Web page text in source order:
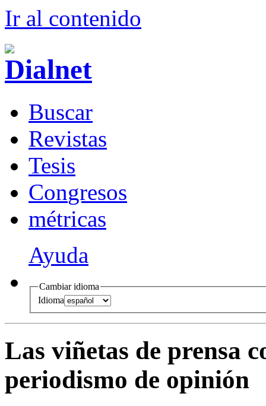
Ir al contenido
Buscar
Revistas
Tesis
Congresos
métricas
Ayuda
Cambiar idioma
Idioma
Las viñetas de prensa
periodismo de opinión